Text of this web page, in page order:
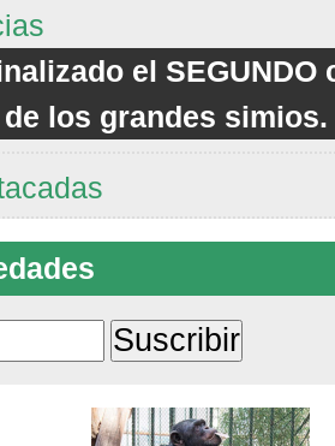
el
los grandes simios.